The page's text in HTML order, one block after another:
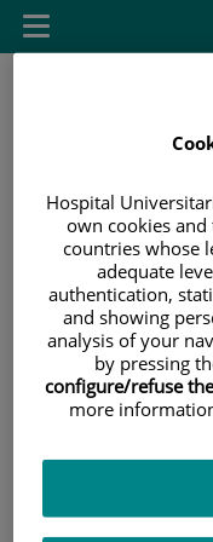
Saltar al contenido
contenido
Buscar
Toggle
navigation
|ESTUDIOS
|TÍTULOS PROPIOS
ECOGUIADO
MODALIDAD DE
Hospital
own cookies
countries whose
adequate
authentication,
and showing
analysis of your
by pressing
configure/refuse
more